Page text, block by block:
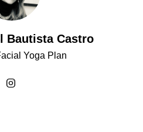
Bautista Castro
Yoga Plan